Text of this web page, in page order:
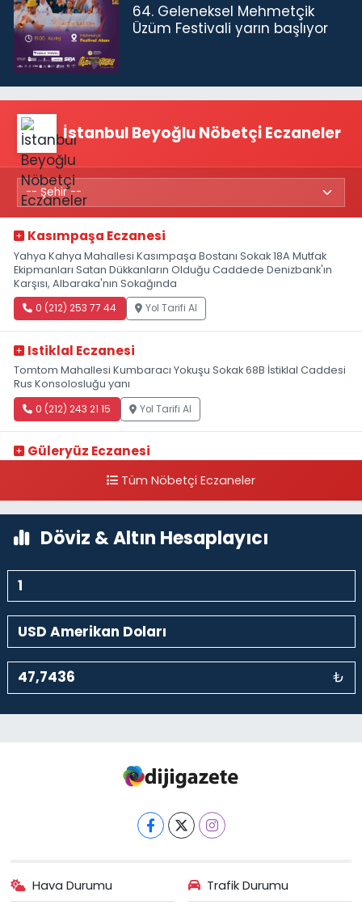
64. Geleneksel Mehmetçik
Üzüm Festivali yarın başlıyor
İstanbul Beyoğlu Nöbetçi Eczaneler
Kasımpaşa Eczanesi
Yahya Kahya Mahallesi Kasımpaşa Bostanı Sokak 18A Mutfak
Ekipmanları Satan Dükkanların Olduğu Caddede Denizbank'ın
Karşısı, Albaraka'nın Sokağında
0 (212) 253 77 44 Yol Tarifi Al
Istiklal Eczanesi
Tomtom Mahallesi Kumbaracı Yokuşu Sokak 68B İstiklal Caddesi
Rus Konsolosluğu yanı
0 (212) 243 21 15 Yol Tarifi Al
Güleryüz Eczanesi
kalaycıbahçe Meydana DoğruTüm Nöbetçi Eczaneler
Döviz & Altın Hesaplayıcı
₺
Hava Durumu Trafik Durumu